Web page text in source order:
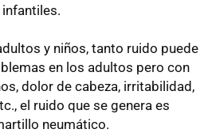
y niños, tanto ruido puede
en los adultos pero con
dolor de cabeza, irritabilidad,
el ruido que se genera es
neumático.